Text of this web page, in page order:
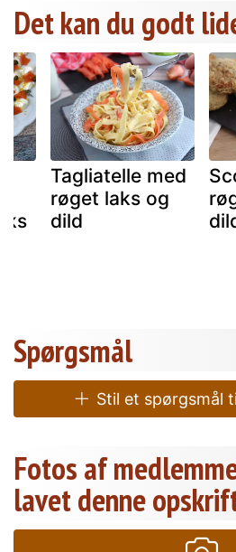
Det kan du godt
Tagliatelle med
røget laks og
dild
Spørgsmål
Stil et spørgsmål
Fotos af
lavet denne